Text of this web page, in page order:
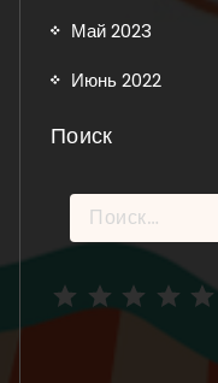
Май 2023
Июнь 2022
Поиск
Найти: